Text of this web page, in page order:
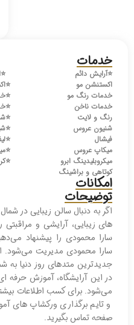
خدمات
⭐️آرایش دائم ⭐️
اکستنشن مو
⭐️
خدمات رنگ مو
⭐️
خدمات ناخن
⭐️
رنگ و لایت
⭐️
شنیون عروس
⭐️
فیشال
⭐️
میکاپ عروس
⭐️
میکروبلیدینگ ابرو
⭐️
کوتاهی و براشینگ
امکانات
توضیحات
اگر به دنبال سالن زیبایی در
های زیبایی، آرایشی و مراقبتی
سارا محمودی را پیشنهاد
سارا محمودی مدیریت می‌شود.
جدیدترین متدهای روز دنیا به
در این آرایشگاه، آموزش حرفه
می‌شود. برای کسب اطلاعات
و تایم برگذاری ورکشاپ های
صفحه تماس بگیرید.